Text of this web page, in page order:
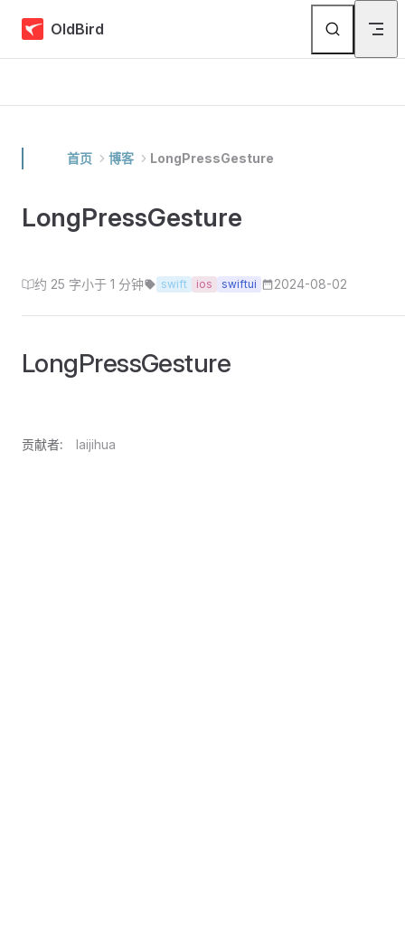
Skip to content
OldBird
首页 博客 LongPressGesture
LongPressGesture
约 25 字小于 1 分钟 swift ios swiftui 2024-08-02
LongPressGesture
贡献者: laijihua